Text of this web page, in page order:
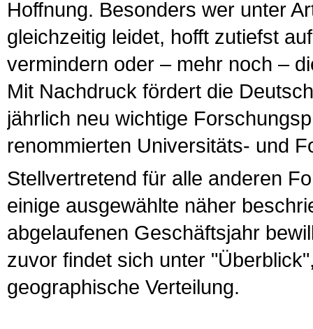
Hoffnung. Besonders wer unter
gleichzeitig leidet, hofft zutiefst
vermindern oder – mehr noch –
Mit Nachdruck fördert die
jährlich neu wichtige
renommierten Universitäts- und
Stellvertretend für alle anderen
einige ausgewählte näher
abgelaufenen Geschäftsjahr
zuvor findet sich unter
geographische Verteilung.